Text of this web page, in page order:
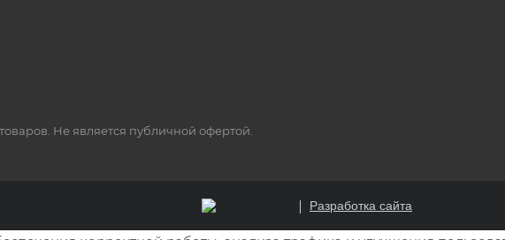
Не является публичной офертой.
Разработка сайта